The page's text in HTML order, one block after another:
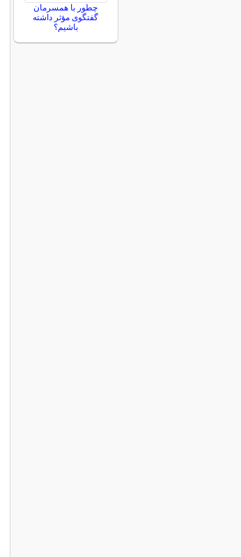
چطور با همسرمان
گفتگوی مؤثر داشته
باشیم؟